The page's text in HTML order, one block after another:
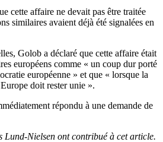
cette affaire ne devait pas être traitée
similaires avaient déjà été signalées en
Golob a déclaré que cette affaire était
européens comme « un coup dur porté
européenne » et que « lorsque la
doit rester unie ».
répondu à une demande de
Nielsen ont contribué à cet article.